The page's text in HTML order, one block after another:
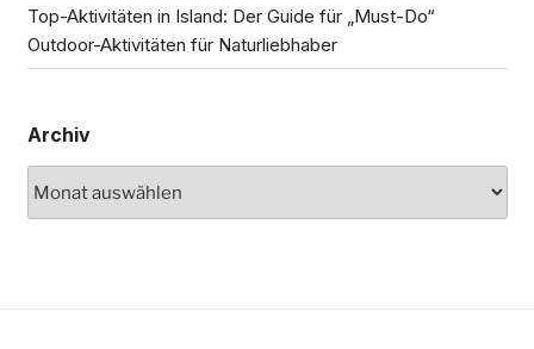
Top-Aktivitäten in Island: Der Guide für „Must-Do“
Outdoor-Aktivitäten für Naturliebhaber
Archiv